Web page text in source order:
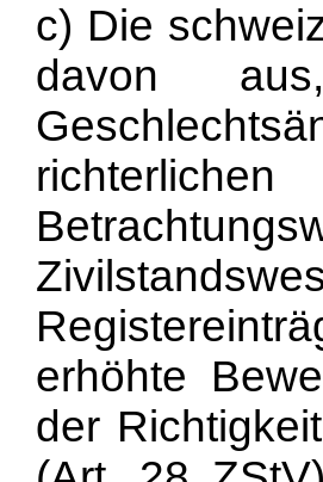
c) Die
davon
erhöhte
der